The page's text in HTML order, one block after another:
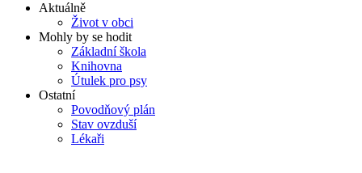
Aktuálně
Život v obci
Mohly by se hodit
Základní škola
Knihovna
Útulek pro psy
Ostatní
Povodňový plán
Stav ovzduší
Lékaři